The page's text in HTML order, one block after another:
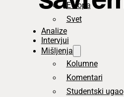
Evropa
Svet
Analize
Intervjui
Mišljenja
Kolumne
Komentari
Studentski ugao